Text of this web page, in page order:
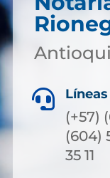

(+57)
(604)
35 11